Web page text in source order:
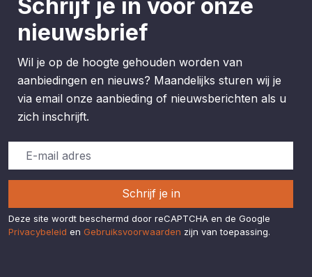
Schrijf je in voor onze
nieuwsbrief
Wil je op de hoogte gehouden worden van
aanbiedingen en nieuws? Maandelijks sturen wij je
via email onze aanbieding of nieuwsberichten als u
zich inschrijft.
Schrijf je in
Deze site wordt beschermd door reCAPTCHA en de Google
Privacybeleid en Gebruiksvoorwaarden zijn van toepassing.